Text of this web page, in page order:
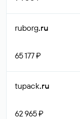
ruborg.ru
65 177 ₽
tupack.ru
62 965 ₽